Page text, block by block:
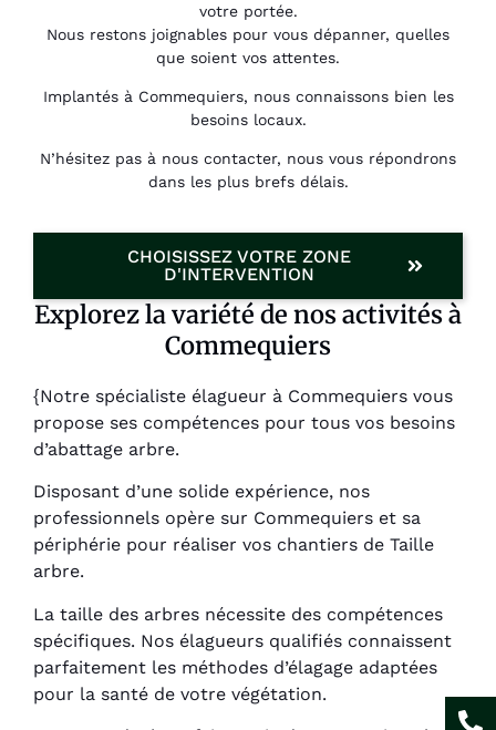
votre portée.
Nous restons joignables pour vous dépanner, quelles
que soient vos attentes.
Implantés à Commequiers, nous connaissons bien les
besoins locaux.
N’hésitez pas à nous contacter, nous vous répondrons
dans les plus brefs délais.
CHOISISSEZ VOTRE ZONE
D'INTERVENTION
Explorez la variété de nos activités à
Commequiers
{Notre spécialiste élagueur à Commequiers vous
propose ses compétences pour tous vos besoins
d’abattage arbre.
Disposant d’une solide expérience, nos
professionnels opère sur Commequiers et sa
périphérie pour réaliser vos chantiers de Taille
arbre.
La taille des arbres nécessite des compétences
spécifiques. Nos élagueurs qualifiés connaissent
parfaitement les méthodes d’élagage adaptées
pour la santé de votre végétation.